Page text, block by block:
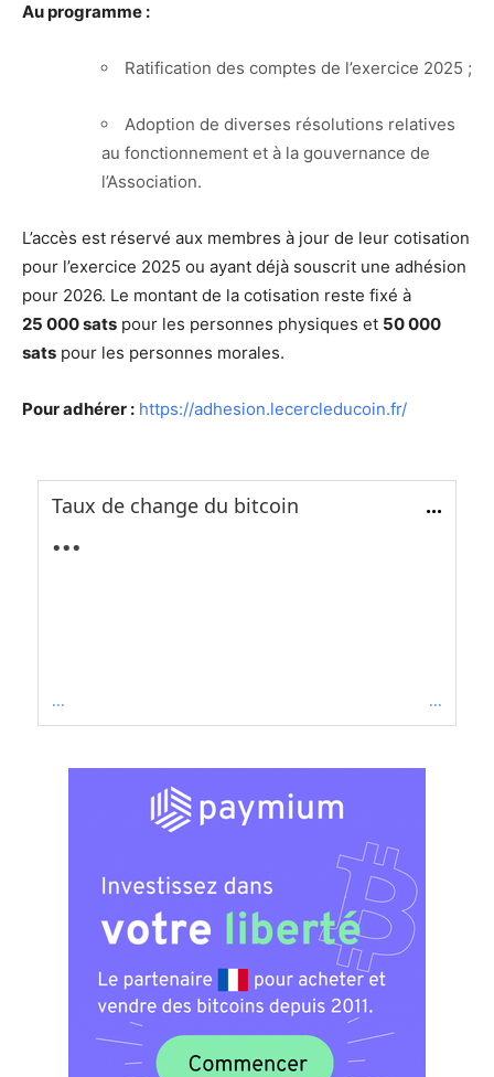
Au programme :
Ratification des comptes de l’exercice 2025 ;
Adoption de diverses résolutions relatives
au fonctionnement et à la gouvernance de
l’Association.
L’accès est réservé aux membres à jour de leur cotisation
pour l’exercice 2025 ou ayant déjà souscrit une adhésion
pour 2026. Le montant de la cotisation reste fixé à
25 000 sats pour les personnes physiques et 50 000
sats pour les personnes morales.
Pour adhérer : https://adhesion.lecercleducoin.fr/
Taux de change du bitcoin ...
...
... ...